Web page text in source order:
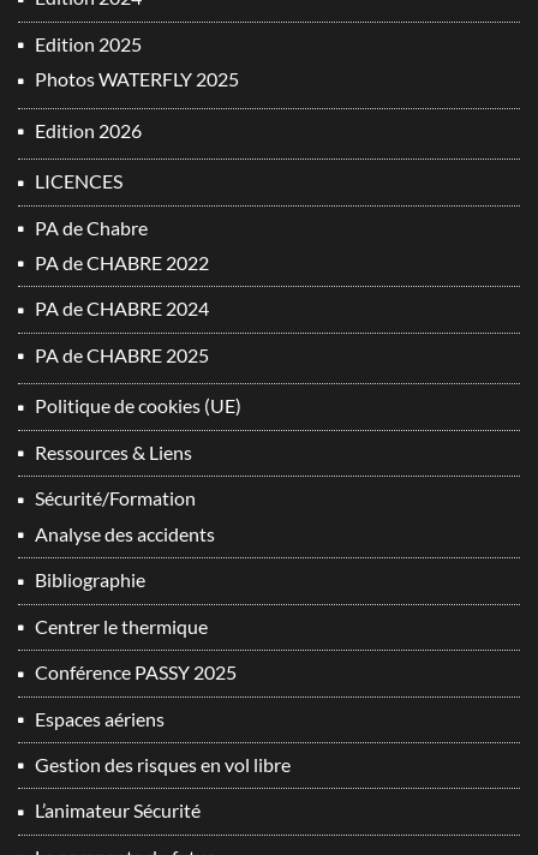
Edition 2025
Photos WATERFLY 2025
Edition 2026
LICENCES
PA de Chabre
PA de CHABRE 2022
PA de CHABRE 2024
PA de CHABRE 2025
Politique de cookies (UE)
Ressources & Liens
Sécurité/Formation
Analyse des accidents
Bibliographie
Centrer le thermique
Conférence PASSY 2025
Espaces aériens
Gestion des risques en vol libre
L’animateur Sécurité